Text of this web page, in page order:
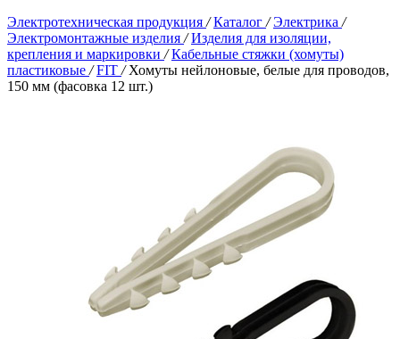
Электротехническая продукция / Каталог / Электрика /
Электромонтажные изделия / Изделия для изоляции,
крепления и маркировки / Кабельные стяжки (хомуты)
пластиковые / FIT / Хомуты нейлоновые, белые для проводов,
150 мм (фасовка 12 шт.)